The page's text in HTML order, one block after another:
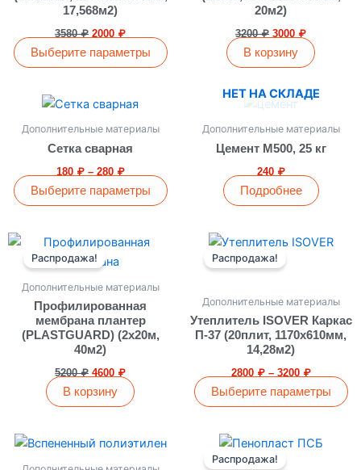
17,568м2)
3580₽ 2000 ₽
Выберите параметры
вариаций.
Опции
можно
выбрать
странице
товара.
20м2)
3200₽ 3000 ₽
В корзину
Дополнительные материалы
Сетка сварная
180 ₽ – 280 ₽
Диапазон
180 ₽
280 ₽
Выберите параметры
Этот
вариаций.
Опции
выбрать
на
товара.
НЕТ НА СКЛАДЕ
Дополнительные материалы
Цемент М500, 25 кг
240 ₽
Подробнее
Распродажа!
Дополнительные материалы
Профилированная
мембрана плантер
(PLASTGUARD) (2х20м,
40м2)
5200₽
Первоначальная
цена
составляла
4600 ₽
Текущая
В корзину
Распродажа!
Дополнительные материалы
Утеплитель ISOVER Каркас
П-37 (20плит, 1170х610мм,
14,28м2)
2800 ₽ – 3200 ₽
Диапазон
Выберите параметры
Этот
товар
несколько
вариаций.
Опции
можно
выбрать
на
товара.
Диапазон
900 ₽
Этот
Распродажа!
Диапазон
Этот
товар